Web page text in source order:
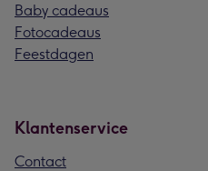
Baby cadeaus
Fotocadeaus
Feestdagen
Klantenservice
Contact